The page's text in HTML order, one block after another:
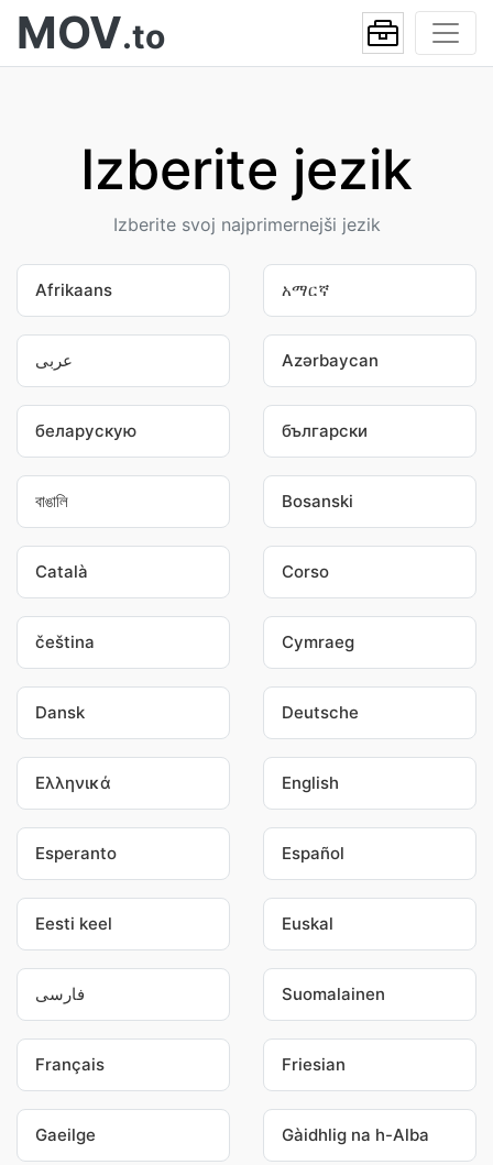
MOV.to
Izberite jezik
Izberite svoj najprimernejši jezik
Afrikaans አማርኛ
عربى Azərbaycan
беларускую български
বাঙালি Bosanski
Català Corso
čeština Cymraeg
Dansk Deutsche
Ελληνικά English
Esperanto Español
Eesti keel Euskal
فارسی Suomalainen
Français Friesian
Gaeilge Gàidhlig na h-Alba